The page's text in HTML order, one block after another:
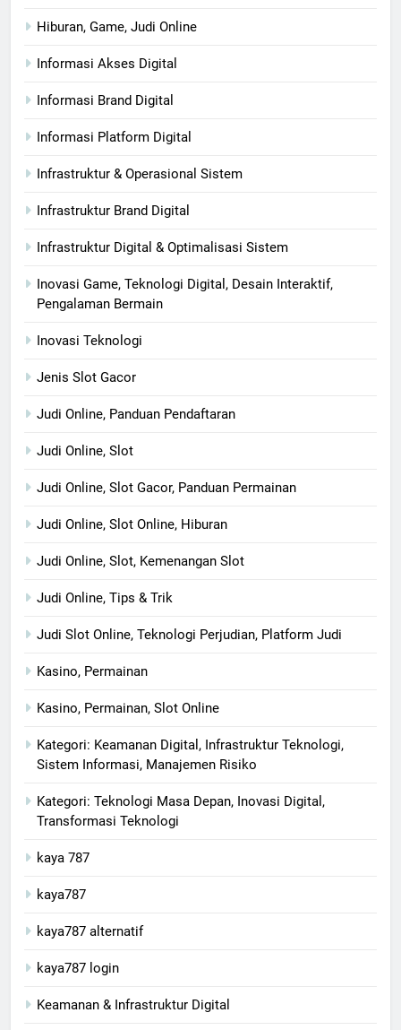
Hiburan, Game, Judi Online
Informasi Akses Digital
Informasi Brand Digital
Informasi Platform Digital
Infrastruktur & Operasional Sistem
Infrastruktur Brand Digital
Infrastruktur Digital & Optimalisasi Sistem
Inovasi Game, Teknologi Digital, Desain Interaktif,
Pengalaman Bermain
Inovasi Teknologi
Jenis Slot Gacor
Judi Online, Panduan Pendaftaran
Judi Online, Slot
Judi Online, Slot Gacor, Panduan Permainan
Judi Online, Slot Online, Hiburan
Judi Online, Slot, Kemenangan Slot
Judi Online, Tips & Trik
Judi Slot Online, Teknologi Perjudian, Platform Judi
Kasino, Permainan
Kasino, Permainan, Slot Online
Kategori: Keamanan Digital, Infrastruktur Teknologi,
Sistem Informasi, Manajemen Risiko
Kategori: Teknologi Masa Depan, Inovasi Digital,
Transformasi Teknologi
kaya 787
kaya787
kaya787 alternatif
kaya787 login
Keamanan & Infrastruktur Digital